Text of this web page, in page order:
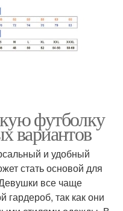
футболку
вариантов
и удобный
стать основой для
все чаще
гардероб, так как они